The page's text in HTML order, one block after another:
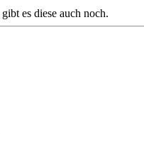
es diese auch noch.